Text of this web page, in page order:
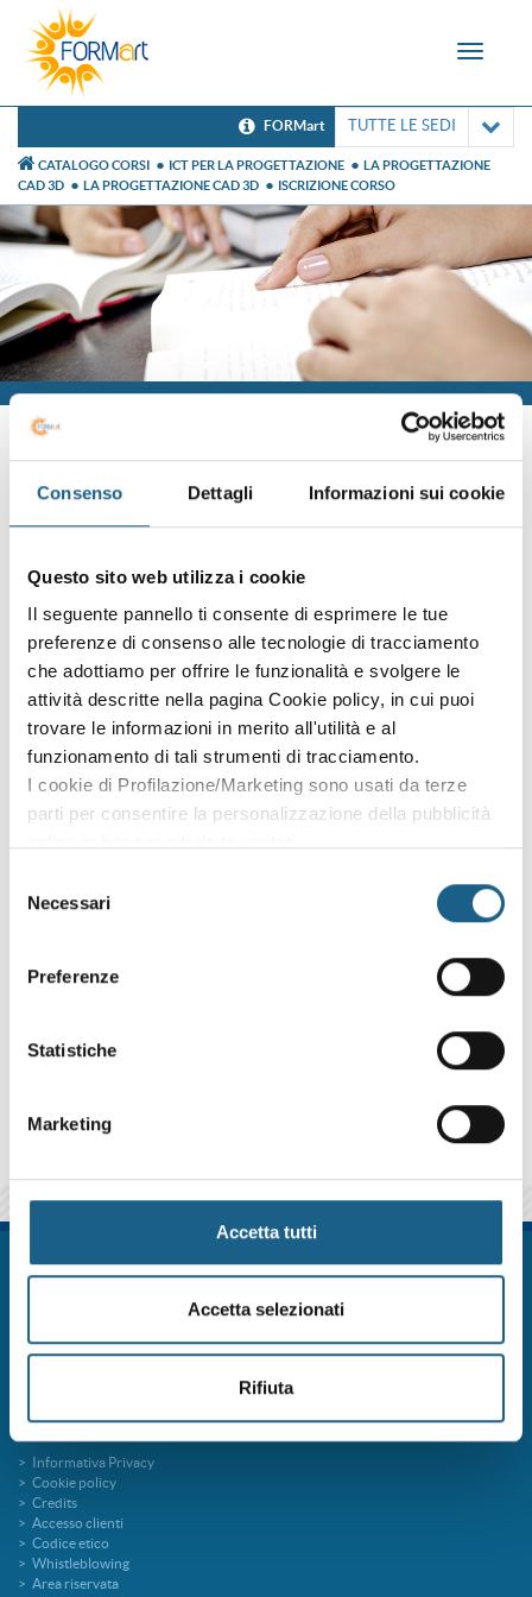
Consenso Dettagli Informazioni sui cookie
Questo sito web utilizza i cookie
Il seguente pannello ti consente di esprimere le tue
preferenze di consenso alle tecnologie di tracciamento
che adottiamo per offrire le funzionalità e svolgere le
attività descritte nella pagina Cookie policy, in cui puoi
trovare le informazioni in merito all'utilità e al
funzionamento di tali strumenti di tracciamento.
I cookie di Profilazione/Marketing sono usati da terze
parti per consentire la personalizzazione della pubblicità
qualsiasi momento. Consulta anche la nostra Privacy
delNecessari
Preferenze
Statistiche
Marketing
Accetta tutti
Accetta selezionati
Rifiuta
Toggle
FORMart TUTTE LE SEDI
CATALOGO CORSI ICT PER LA PROGETTAZIONE
LA PROGETTAZIONE
CAD 3D
LA PROGETTAZIONE CAD 3D ISCRIZIONE CORSO
Iscrizione
iscrizione:
AZIENDA PRIVATO
PASSWORD (minimo 8 caratteri)
Oppure prosegui l'iscrizione al corso come
ospite
qui sotto se iscriverti al corso come azienda o come privato.
FORM.ART SOC. CONS. A R.L. è un sistema formativo certificato secondo le
presso la Regione Emilia Romagna per la Formazione Professionale
FORMart via Ronco, 3 40013 Castel Maggiore Bologna p.iva 04260000379
info@formart.it
Informativa Privacy
Cookie policy
Credits
Accesso clienti
Codice etico
Whistleblowing
Area riservata